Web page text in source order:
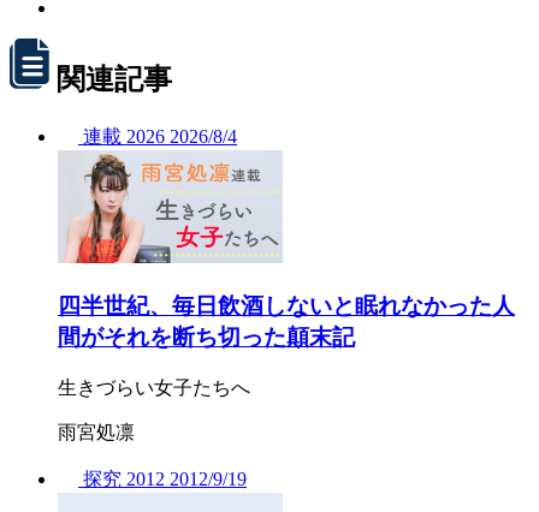
関連記事
連載 2026 2026/8/4
四半世紀、毎日飲酒しないと眠れなかった人
間がそれを断ち切った顛末記
生きづらい女子たちへ
雨宮処凛
探究 2012 2012/9/19